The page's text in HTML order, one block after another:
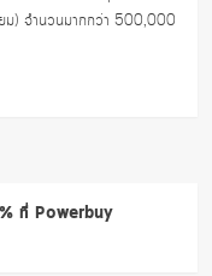
ยม) จำนวนมากกว่า 500,000
ที่ Powerbuy